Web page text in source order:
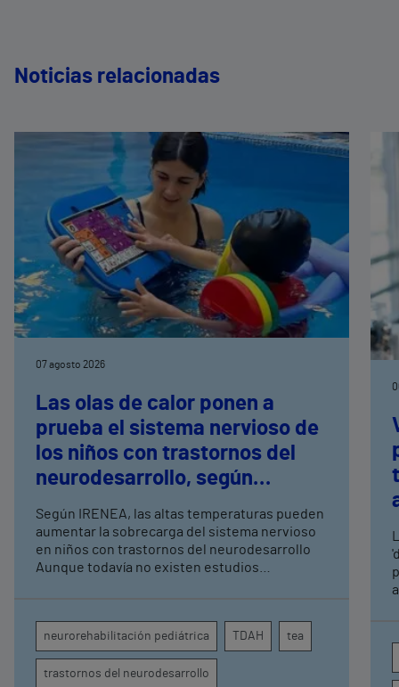
Noticias relacionadas
07 agosto 2026
Las olas de calor ponen a
prueba el sistema nervioso de
los niños con trastornos del
neurodesarrollo, según
expertos en
neurorrehabilitación
pediátrica de Vithas
Según IRENEA, las altas temperaturas pueden
aumentar la sobrecarga del sistema nervioso
en niños con trastornos del neurodesarrollo
Aunque todavía no existen estudios
atención, la regulación emocional y la
conducta
neurorehabilitación pediátrica TDAH tea
trastornos del neurodesarrollo